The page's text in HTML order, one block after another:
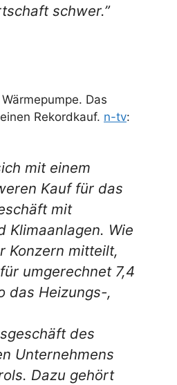
schwer.”
Das
Rekordkauf. n-tv:
mit einem
Kauf für das
mit
Klimaanlagen. Wie
Konzern mitteilt,
umgerechnet 7,4
das Heizungs-,
des
Unternehmens
Dazu gehört